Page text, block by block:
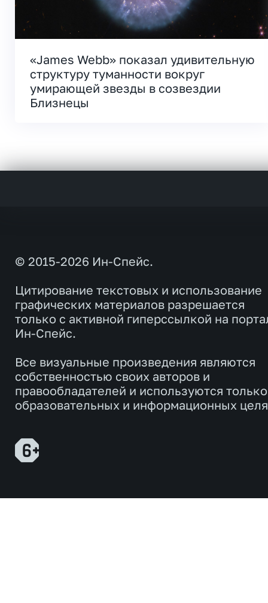
«James Webb» показал удивительную
структуру туманности вокруг
умирающей звезды в созвездии
Близнецы
© 2015-2026 Ин-Спейс.
Цитирование текстовых и использование
графических материалов разрешается
только с активной гиперссылкой на
Ин-Спейс.
Все визуальные произведения являются
собственностью своих авторов и
правообладателей и используются
образовательных и информационных